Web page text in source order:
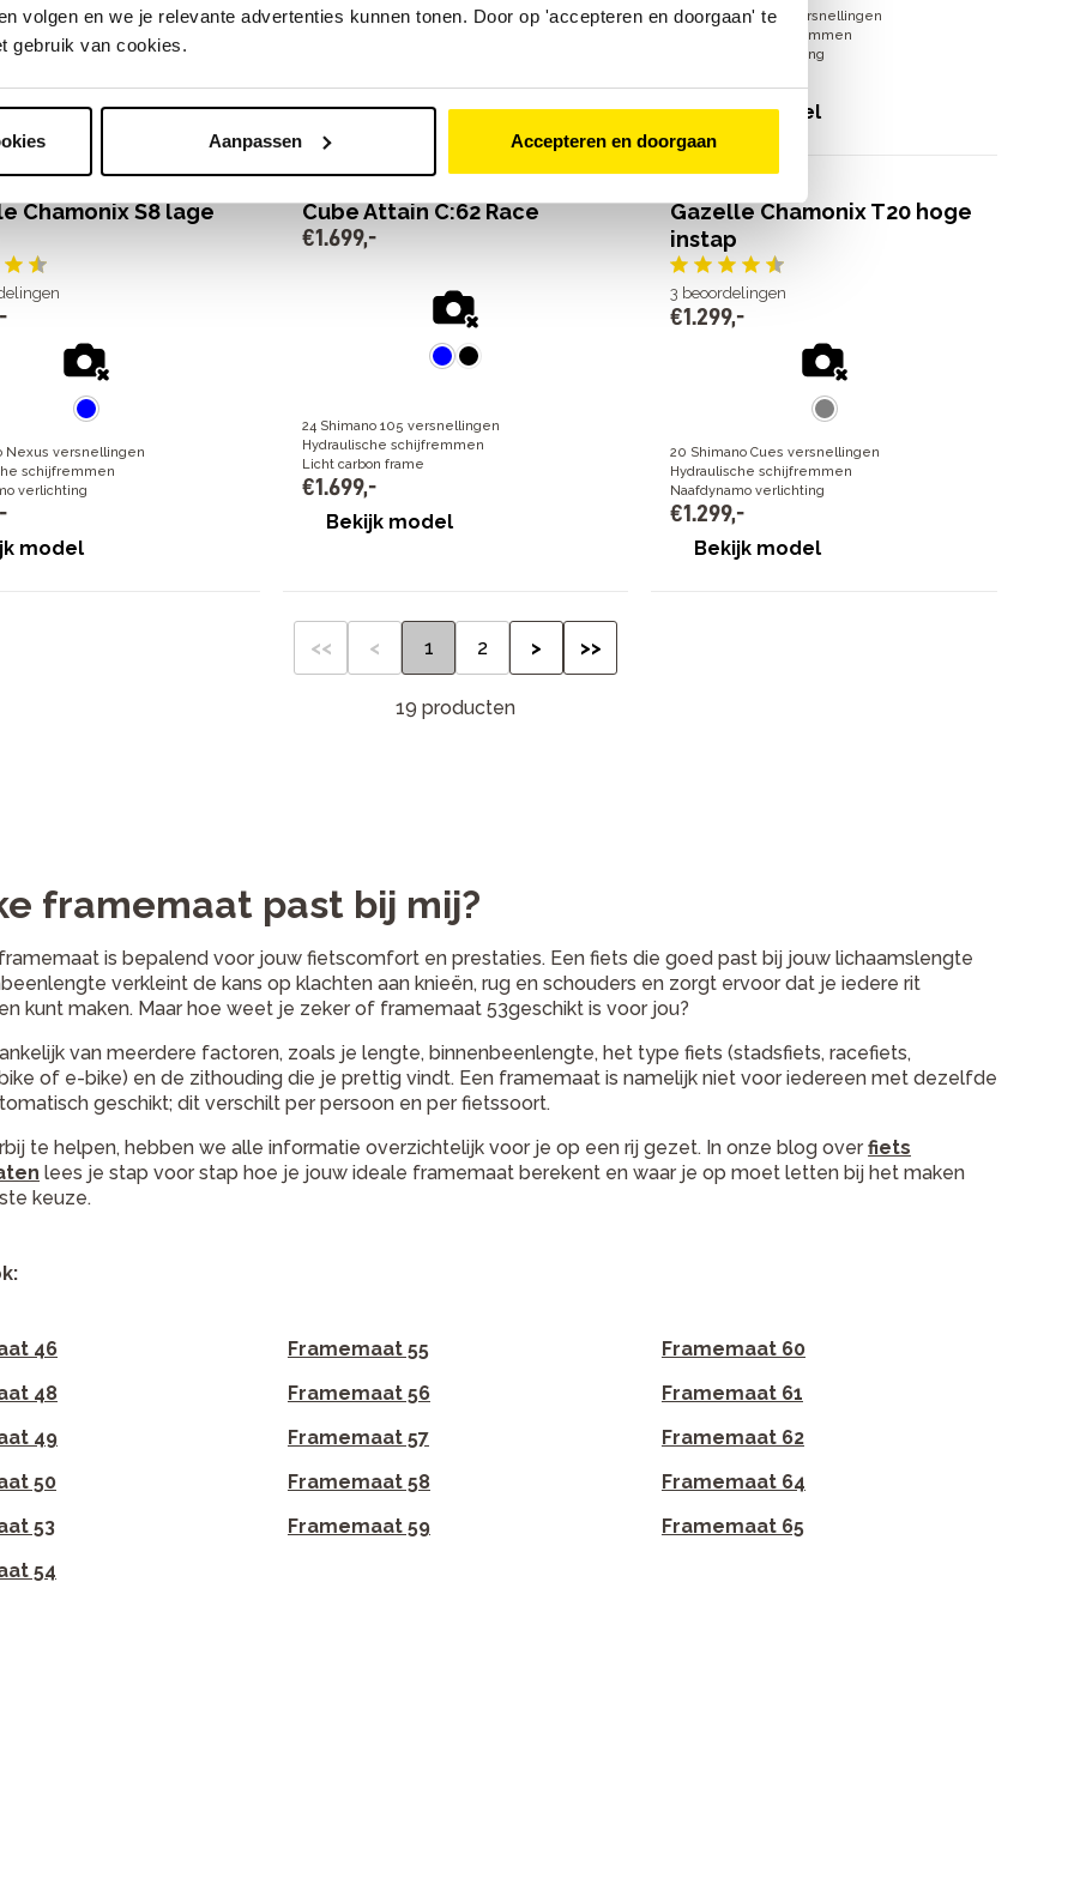
volgen en we je relevante advertenties kunnen tonen. Door op 'accepteren en doorgaan' te
gebruik van cookies.
Aanpassen Accepteren en doorgaan
Nexus versnellingen
schijfremmen
verlichting
model
Mechanische schijfremmen
Licht aluminium frame
Bekijk model
8 Shimano Nexus versnellingen
Hydraulische schijfremmen
Naafdynamo verlichting
Bekijk model
Chamonix S8 lage
-
Nexus versnellingen
schijfremmen
verlichting
-
model
Cube Attain C:62 Race
€1 .699,-
24 Shimano 105 versnellingen
Hydraulische schijfremmen
Licht carbon frame
€1 .699,-
Bekijk model
Gazelle Chamonix T20 hoge
instap
3 beoordelingen
€1.299,-
20 Shimano Cues versnellingen
Hydraulische schijfremmen
Naafdynamo verlichting
€1.299,-
Bekijk model
<< < 1 2 > >>
19 producten
framemaat past bij mij?
is bepalend voor jouw fietscomfort en prestaties. Een fiets die goed past bij jouw lichaamslengte
verkleint de kans op klachten aan knieën, rug en schouders en zorgt ervoor dat je iedere rit
kunt maken. Maar hoe weet je zeker of framemaat 53geschikt is voor jou?
van meerdere factoren, zoals je lengte, binnenbeenlengte, het type fiets (stadsfiets, racefiets,
of e-bike) en de zithouding die je prettig vindt. Een framemaat is namelijk niet voor iedereen met dezelfde
geschikt; dit verschilt per persoon en per fietssoort.
te helpen, hebben we alle informatie overzichtelijk voor je op een rij gezet. In onze blog overfiets
lees je stap voor stap hoe je jouw ideale framemaat berekent en waar je op moet letten bij het maken
keuze.
46
48
49
50
53
54
Framemaat 55
Framemaat 56
Framemaat 57
Framemaat 58
Framemaat 59
Framemaat 60
Framemaat 61
Framemaat 62
Framemaat 64
Framemaat 65